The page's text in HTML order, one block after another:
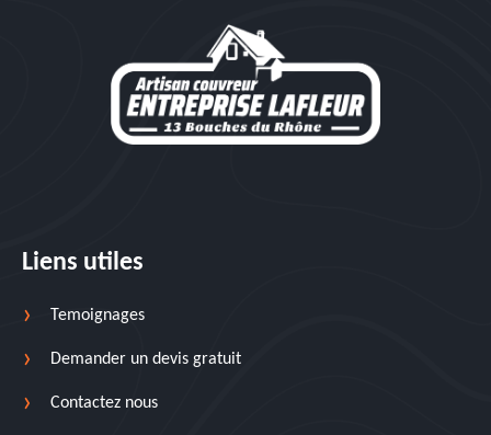
Liens utiles
Temoignages
Demander un devis gratuit
Contactez nous